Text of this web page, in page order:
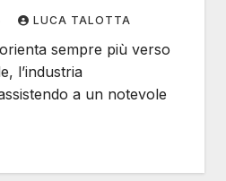
LUCA TALOTTA
sempre più verso
l’industria
a un notevole